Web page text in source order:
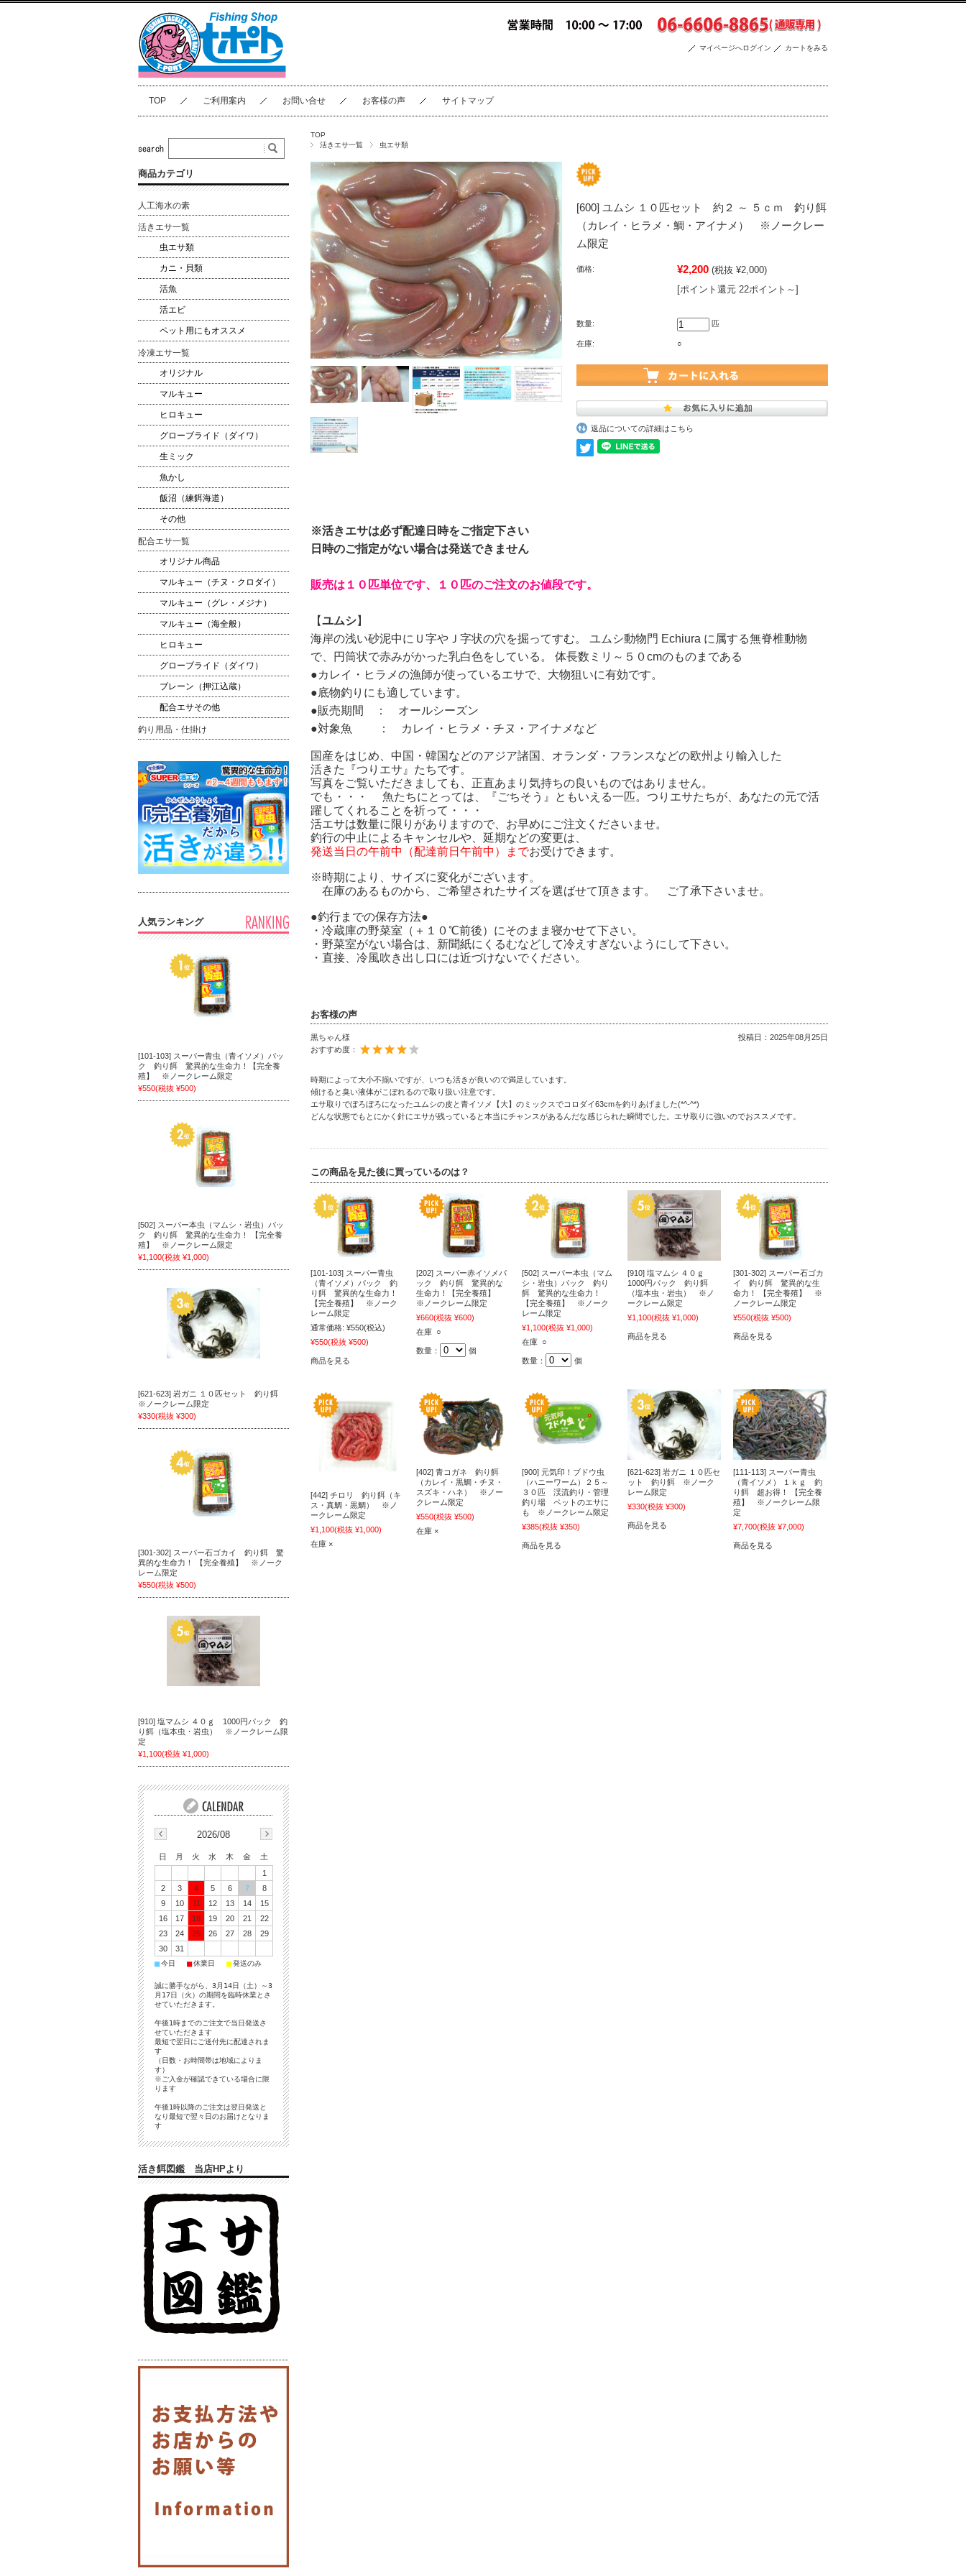
マイページへログイン カートをみる
TOP ご利用案内 お問い合せ お客様の声 サイトマップ
TOP
活きエサ一覧
虫エサ類
[600] ユムシ １０匹セット 約２ ～ ５ｃｍ 釣り餌
（カレイ・ヒラメ・鯛・アイナメ） ※ノークレー
ム限定
価格: ¥2,200 (税抜 ¥2,000)
[ポイント還元 22ポイント～]
数量: 匹
在庫: ○
返品についての詳細はこちら
※活きエサは必ず配達日時をご指定下さい
日時のご指定がない場合は発送できません
販売は１０匹単位です、１０匹のご注文のお値段です。
【ユムシ】
海岸の浅い砂泥中にＵ字やＪ字状の穴を掘ってすむ。 ユムシ動物門 Echiura に属する無脊椎動物
で、円筒状で赤みがかった乳白色をしている。 体長数ミリ～５０cmのものまである
●カレイ・ヒラメの漁師が使っているエサで、大物狙いに有効です。
●底物釣りにも適しています。
●販売期間 ： オールシーズン
●対象魚 ： カレイ・ヒラメ・チヌ・アイナメなど
国産をはじめ、中国・韓国などのアジア諸国、オランダ・フランスなどの欧州より輸入した
活きた『つりエサ』たちです。
写真をご覧いただきましても、正直あまり気持ちの良いものではありません。
でも・・・
魚たちにとっては、『ごちそう』ともいえる一匹。つりエサたちが、あなたの元で活
躍してくれることを祈って・・・
活エサは数量に限りがありますので、お早めにご注文くださいませ。
釣行の中止によるキャンセルや、延期などの変更は、
発送当日の午前中（配達前日午前中）までお受けできます。
※時期により、サイズに変化がございます。
在庫のあるものから、ご希望されたサイズを選ばせて頂きます。 ご了承下さいませ。
●釣行までの保存方法●
・冷蔵庫の野菜室（＋１０℃前後）にそのまま寝かせて下さい。
・野菜室がない場合は、新聞紙にくるむなどして冷えすぎないようにして下さい。
・直接、冷風吹き出し口には近づけないでください。
お客様の声
黒ちゃん様 投稿日： 2025年08月25日
おすすめ度：
時期によって大小不揃いですが、いつも活きが良いので満足しています。
傾けると臭い液体がこぼれるので取り扱い注意です。
エサ取りでぼろぼろになったユムシの皮と青イソメ【大】のミックスでコロダイ63cmを釣りあげました(*^-^*)
どんな状態でもとにかく針にエサが残っていると本当にチャンスがあるんだな感じられた瞬間でした。エサ取りに強いのでおススメです。
この商品を見た後に買っているのは？
[101-103] スーパー青虫
（青イソメ）パック 釣
り餌 驚異的な生命力！
【完全養殖】 ※ノーク
レーム限定
通常価格: ¥550(税込)
¥550(税抜 ¥500)
商品を見る
[202] スーパー赤イソメパ
ック 釣り餌 驚異的な
生命力！【完全養殖】
※ノークレーム限定
¥660(税抜 ¥600)
在庫 ○
数量： 個
[502] スーパー本虫（マム
シ・岩虫）パック 釣り
餌 驚異的な生命力！
【完全養殖】 ※ノーク
レーム限定
¥1,100(税抜 ¥1,000)
在庫 ○
数量： 個
[910] 塩マムシ ４０ｇ
1000円パック 釣り餌
（塩本虫・岩虫） ※ノ
ークレーム限定
¥1,100(税抜 ¥1,000)
商品を見る
[301-302] スーパー石ゴカ
イ 釣り餌 驚異的な生
命力！ 【完全養殖】 ※
ノークレーム限定
¥550(税抜 ¥500)
商品を見る
[442] チロリ 釣り餌（キ
ス・真鯛・黒鯛） ※ノ
ークレーム限定
¥1,100(税抜 ¥1,000)
在庫 ×
[402] 青コガネ 釣り餌
（カレイ・黒鯛・チヌ・
スズキ・ハネ） ※ノー
クレーム限定
¥550(税抜 ¥500)
在庫 ×
[900] 元気印！ブドウ虫
（ハニーワーム）２５～
３０匹 渓流釣り・管理
釣り場 ペットのエサに
も ※ノークレーム限定
¥385(税抜 ¥350)
商品を見る
[621-623] 岩ガニ １０匹セ
ット 釣り餌 ※ノーク
レーム限定
¥330(税抜 ¥300)
商品を見る
[111-113] スーパー青虫
（青イソメ） １ｋｇ 釣
り餌 超お得！ 【完全養
殖】 ※ノークレーム限
定
¥7,700(税抜 ¥7,000)
商品を見る
商品カテゴリ
人工海水の素
活きエサ一覧
虫エサ類
カニ・貝類
活魚
活エビ
ペット用にもオススメ
冷凍エサ一覧
オリジナル
マルキュー
ヒロキュー
グローブライド（ダイワ）
生ミック
魚かし
飯沼（練餌海道）
その他
配合エサ一覧
オリジナル商品
マルキュー（チヌ・クロダイ）
マルキュー（グレ・メジナ）
マルキュー（海全般）
ヒロキュー
グローブライド（ダイワ）
ブレーン（押江込蔵）
配合エサその他
釣り用品・仕掛け
人気ランキング
[101-103] スーパー青虫（青イソメ）パッ
ク 釣り餌 驚異的な生命力！【完全養
殖】 ※ノークレーム限定
¥550(税抜 ¥500)
[502] スーパー本虫（マムシ・岩虫）パッ
ク 釣り餌 驚異的な生命力！ 【完全養
殖】 ※ノークレーム限定
¥1,100(税抜 ¥1,000)
[621-623] 岩ガニ １０匹セット 釣り餌
※ノークレーム限定
¥330(税抜 ¥300)
[301-302] スーパー石ゴカイ 釣り餌 驚
異的な生命力！ 【完全養殖】 ※ノーク
レーム限定
¥550(税抜 ¥500)
[910] 塩マムシ ４０ｇ 1000円パック 釣
り餌（塩本虫・岩虫） ※ノークレーム限
定
¥1,100(税抜 ¥1,000)
2026/08
日 月 火 水 木 金
土
1
2
3 4 5 6 7
8
9
10 11 12 13 14
15
16
17 18 19 20 21
22
23
24 25 26 27 28
29
30
31
■今日 ■休業日 ■発送のみ
誠に勝手ながら、3月14日（土）～3
月17日（火）の期間を臨時休業とさ
せていただきます。
午後1時までのご注文で当日発送さ
せていただきます
最短で翌日にご送付先に配達されま
す
（日数・お時間帯は地域によりま
す）
※ご入金が確認できている場合に限
ります
午後1時以降のご注文は翌日発送と
なり最短で翌々日のお届けとなりま
す
活き餌図鑑 当店HPより